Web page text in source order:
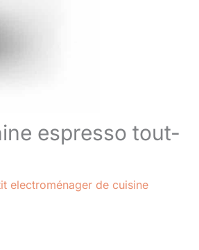
espresso tout-
electroménager de cuisine